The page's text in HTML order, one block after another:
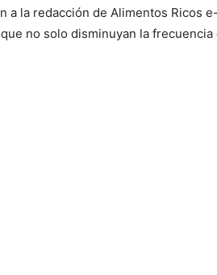
a la redacción de Alimentos Ricos
no solo disminuyan la